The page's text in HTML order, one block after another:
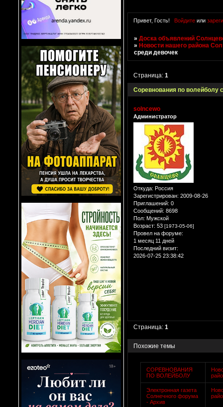
Привет, Гость! Войдитеили
»Доска объявлений
»Новости нашего района
среди девочек
Соревнования по волейболу
Страница:1
solncewo
Администратор
Откуда: Россия
Зарегистрирован: 2009-08-26
Приглашений: 0
Сообщений: 8698
Пол: Мужской
Возраст: 53 [1973-05-06]
Провел на форуме:
1 месяц 11 дней
Последний визит:
2026-07-25 23:38:42
Страница:1
Похожие темы
СОРЕВНОВАНИЯ
ПО ВОЛЕЙБОЛУ
Электронная газета
Солнечного форума
- Архив